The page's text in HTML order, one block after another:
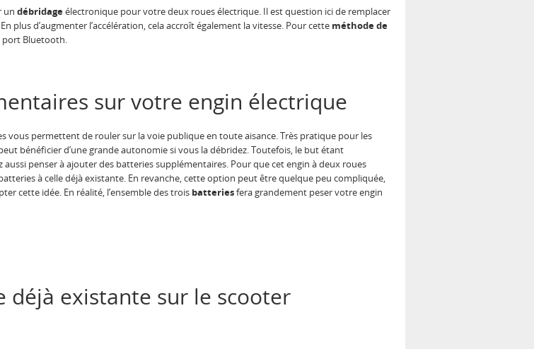
un débridageélectronique pour votre deux roues électrique. Il est question ici de remplacer
d’augmenter l’accélération, cela accroît également la vitesse. Pour cette méthode de
port Bluetooth.
sur votre engin électrique
vous permettent de rouler sur la voie publique en toute aisance. Très pratique pour les
bénéficier d’une grande autonomie si vous la débridez. Toutefois, le but étant
aussi penser à ajouter des batteries supplémentaires. Pour que cet engin à deux roues
à celle déjà existante. En revanche, cette option peut être quelque peu compliquée,
cette idée. En réalité, l’ensemble des trois batteriesfera grandement peser votre engin
déjà existante sur le scooter